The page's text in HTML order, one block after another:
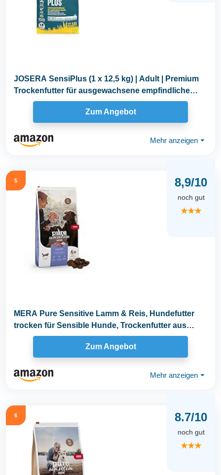
JOSERA SensiPlus (1 x 12,5 kg) | Adult | Premium
Trockenfutter für ausgewachsene empfindliche
Hunde...
Zum Angebot
Mehr anzeigen ⏷
5 8,9/10
noch gut
★★★
MERA Pure Sensitive Lamm & Reis, Hundefutter
trocken für Sensible Hunde, Trockenfutter aus
Lamm und...
Zum Angebot
Mehr anzeigen ⏷
6 8.7/10
noch gut
★★★